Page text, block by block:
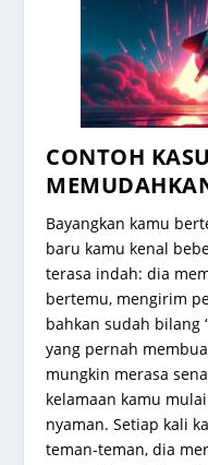
CONTOH
Bayangkan kamu
baru kamu kenal
terasa indah: dia
bertemu, mengirim
bahkan sudah bilang
yang pernah
mungkin merasa
kelamaan kamu
nyaman. Setiap kali
teman-teman, dia